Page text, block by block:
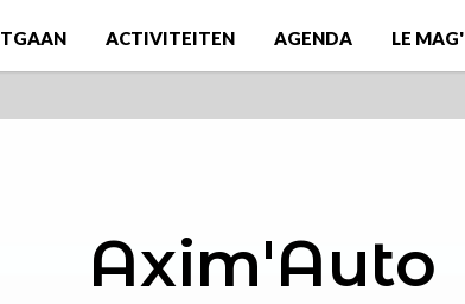
ACTIVITEITEN AGENDA LE MAG'
Axim'Auto